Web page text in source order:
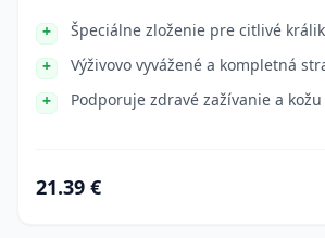
Špeciálne zloženie pre citlivé
Výživovo vyvážené a kompletná
Podporuje zdravé zažívanie a kožu
21.39 €